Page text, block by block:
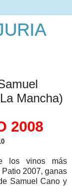
Mancha)
2008
los vinos más
2007, ganas
Samuel Cano y